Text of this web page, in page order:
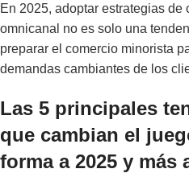
En 2025, adoptar estrategias de
omnicanal no es solo una
preparar el comercio minorista
demandas cambiantes de los
Las 5 principales
que cambian el
forma a 2025 y más